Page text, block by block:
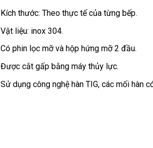
Kích thước: Theo thực tế của từng bếp.
Vật liệu: inox 304.
Có phin lọc mỡ và hộp hứng mỡ 2 đầu.
Được cắt gấp bằng máy thủy lực.
Sử dụng công nghệ hàn TIG, các mối hàn